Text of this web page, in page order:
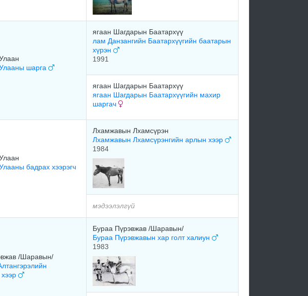
шарга
ягаан Шагдарын Баатархүү
лам Данзангийн Баатархүүгийн баатарын
хүрэн
1991
ягаан Шагдарын Баатархүү
ягаан Шагдарын Баатархүүгийн махир
шаргач
бадрах хээрэгч
Лхамжавын Лхамсүрэн
Лхамжавын Лхамсүрэнгийн арлын хээр
1984
мэдээлэлгүй
/Шаравын/
Бураа Пүрэвжав /Шаравын/
Бураа Пүрэвжавын хар голт халиун
1983